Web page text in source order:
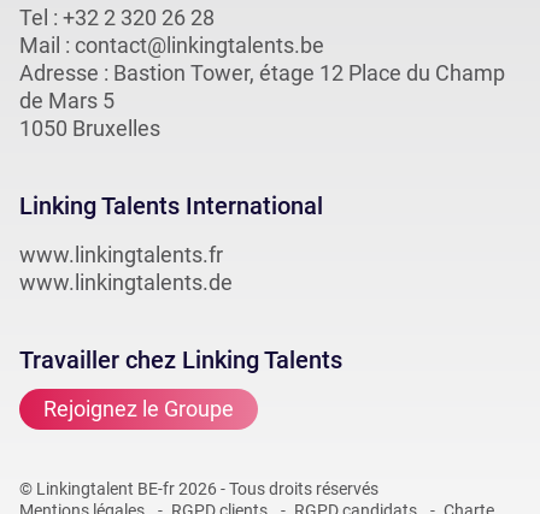
Tel : +32 2 320 26 28
Mail : contact@linkingtalents.be
Adresse : Bastion Tower, étage 12 Place du Champ
de Mars 5
1050 Bruxelles
Linking Talents International
www.linkingtalents.fr
www.linkingtalents.de
Travailler chez Linking Talents
Rejoignez le Groupe
© Linkingtalent BE-fr 2026 - Tous droits réservés